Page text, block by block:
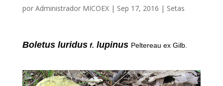
por Administrador MICOEX| Sep 17, 2016 | Setas
Boletus luridusf. lupinus Peltereau ex Gilb.